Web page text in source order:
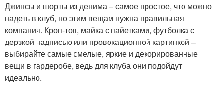
Джинсы и шорты из денима – самое простое, что можно
надеть в клуб, но этим вещам нужна правильная
компания. Кроп-топ, майка с пайетками, футболка с
дерзкой надписью или провокационной картинкой –
выбирайте самые смелые, яркие и декорированные
вещи в гардеробе, ведь для клуба они подойдут
идеально.